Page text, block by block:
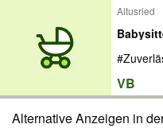
Altusried
VB
Alternative Anzeigen in